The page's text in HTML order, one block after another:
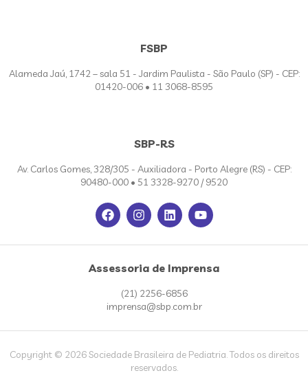
FSBP
Alameda Jaú, 1742 – sala 51 - Jardim Paulista - São Paulo (SP) - CEP:
01420-006 • 11 3068-8595
SBP-RS
Av. Carlos Gomes, 328/305 - Auxiliadora - Porto Alegre (RS) - CEP:
90480-000 • 51 3328-9270 / 9520
Assessoria de Imprensa
(21) 2256-6856
imprensa@sbp.com.br
Copyright © 2026 Sociedade Brasileira de Pediatria. Todos os direitos
reservados.